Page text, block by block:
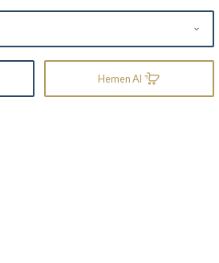
Hemen Al